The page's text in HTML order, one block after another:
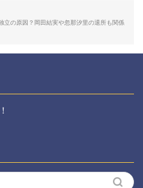
立の原因？岡田結実や忽那汐里の退所も関係